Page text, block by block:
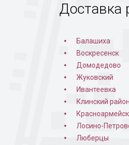
Доставка
Балашиха
Воскресенск
Домодедово
Жуковский
Ивантеевка
Клинский район
Красноармейск
Лосино-
Люберцы